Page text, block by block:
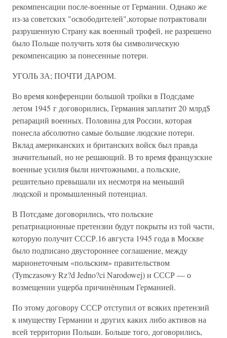
рекомпенсации после-военные от Германии. Однако же
из-за советских "освободителей",которые потрактовали
разрушенную Страну как военный трофей, не разрешено
было Польше получить хотя бы символическую
рекомпенсацию за понесенные потери.
УГОЛЬ ЗА; ПОЧТИ ДАРОМ.
Во время конференции большой тройки в Подсдаме
летом 1945 г договорились, Германия заплатит 20 млрд$
репараций военных. Половина для России, которая
понесла абсолютно самые большие людские потери.
Вклад американских и британских войск был правда
значительный, но не решающий. В то время французские
военные усилия были ничтожными, а польские,
решительно превышали их несмотря на меньший
людской и промышленный потенциал.
В Потсдаме договорились, что польские
репатриационные претензии будут покрыты из той части,
которую получит СССР.16 августа 1945 года в Москве
было подписано двустороннее соглашение, между
марионеточным «польским» правительством
(Tymczasowy Rz?d Jedno?ci Narodowej) и СССР — о
возмещении ущерба причинённым Германией.
По этому договору СССР отступил от всяких претензий
к имуществу Германии и других каких либо активов на
всей территории Польши. Больше того, договорились,